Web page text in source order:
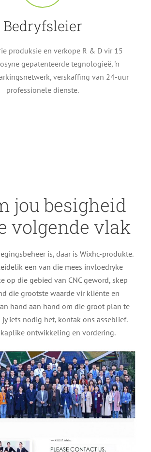
Bedryfsleier
produksie en verkope R & D vir 15
gepatenteerde tegnologieë, 'n
verskaffing van 24-uur
professionele dienste.
jou besigheid
volgende vlak
is, daar is Wixhc-produkte.
een van die mees invloedryke
op die gebied van CNC geword, skep
die grootste waarde vir kliënte en
hand aan hand om die groot plan te
jy iets nodig het, kontak ons ​​asseblief.
ontwikkeling en vordering.